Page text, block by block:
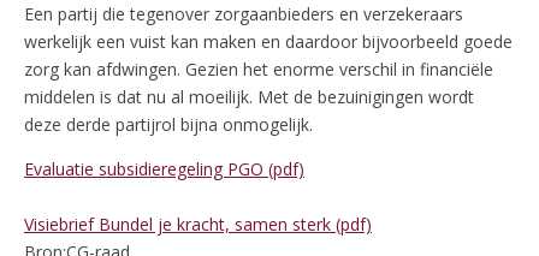
Een partij die tegenover zorgaanbieders en verzekeraars
werkelijk een vuist kan maken en daardoor bijvoorbeeld goede
zorg kan afdwingen. Gezien het enorme verschil in financiële
middelen is dat nu al moeilijk. Met de bezuinigingen wordt
deze derde partijrol bijna onmogelijk.
Evaluatie subsidieregeling PGO (pdf)
Visiebrief Bundel je kracht, samen sterk (pdf)